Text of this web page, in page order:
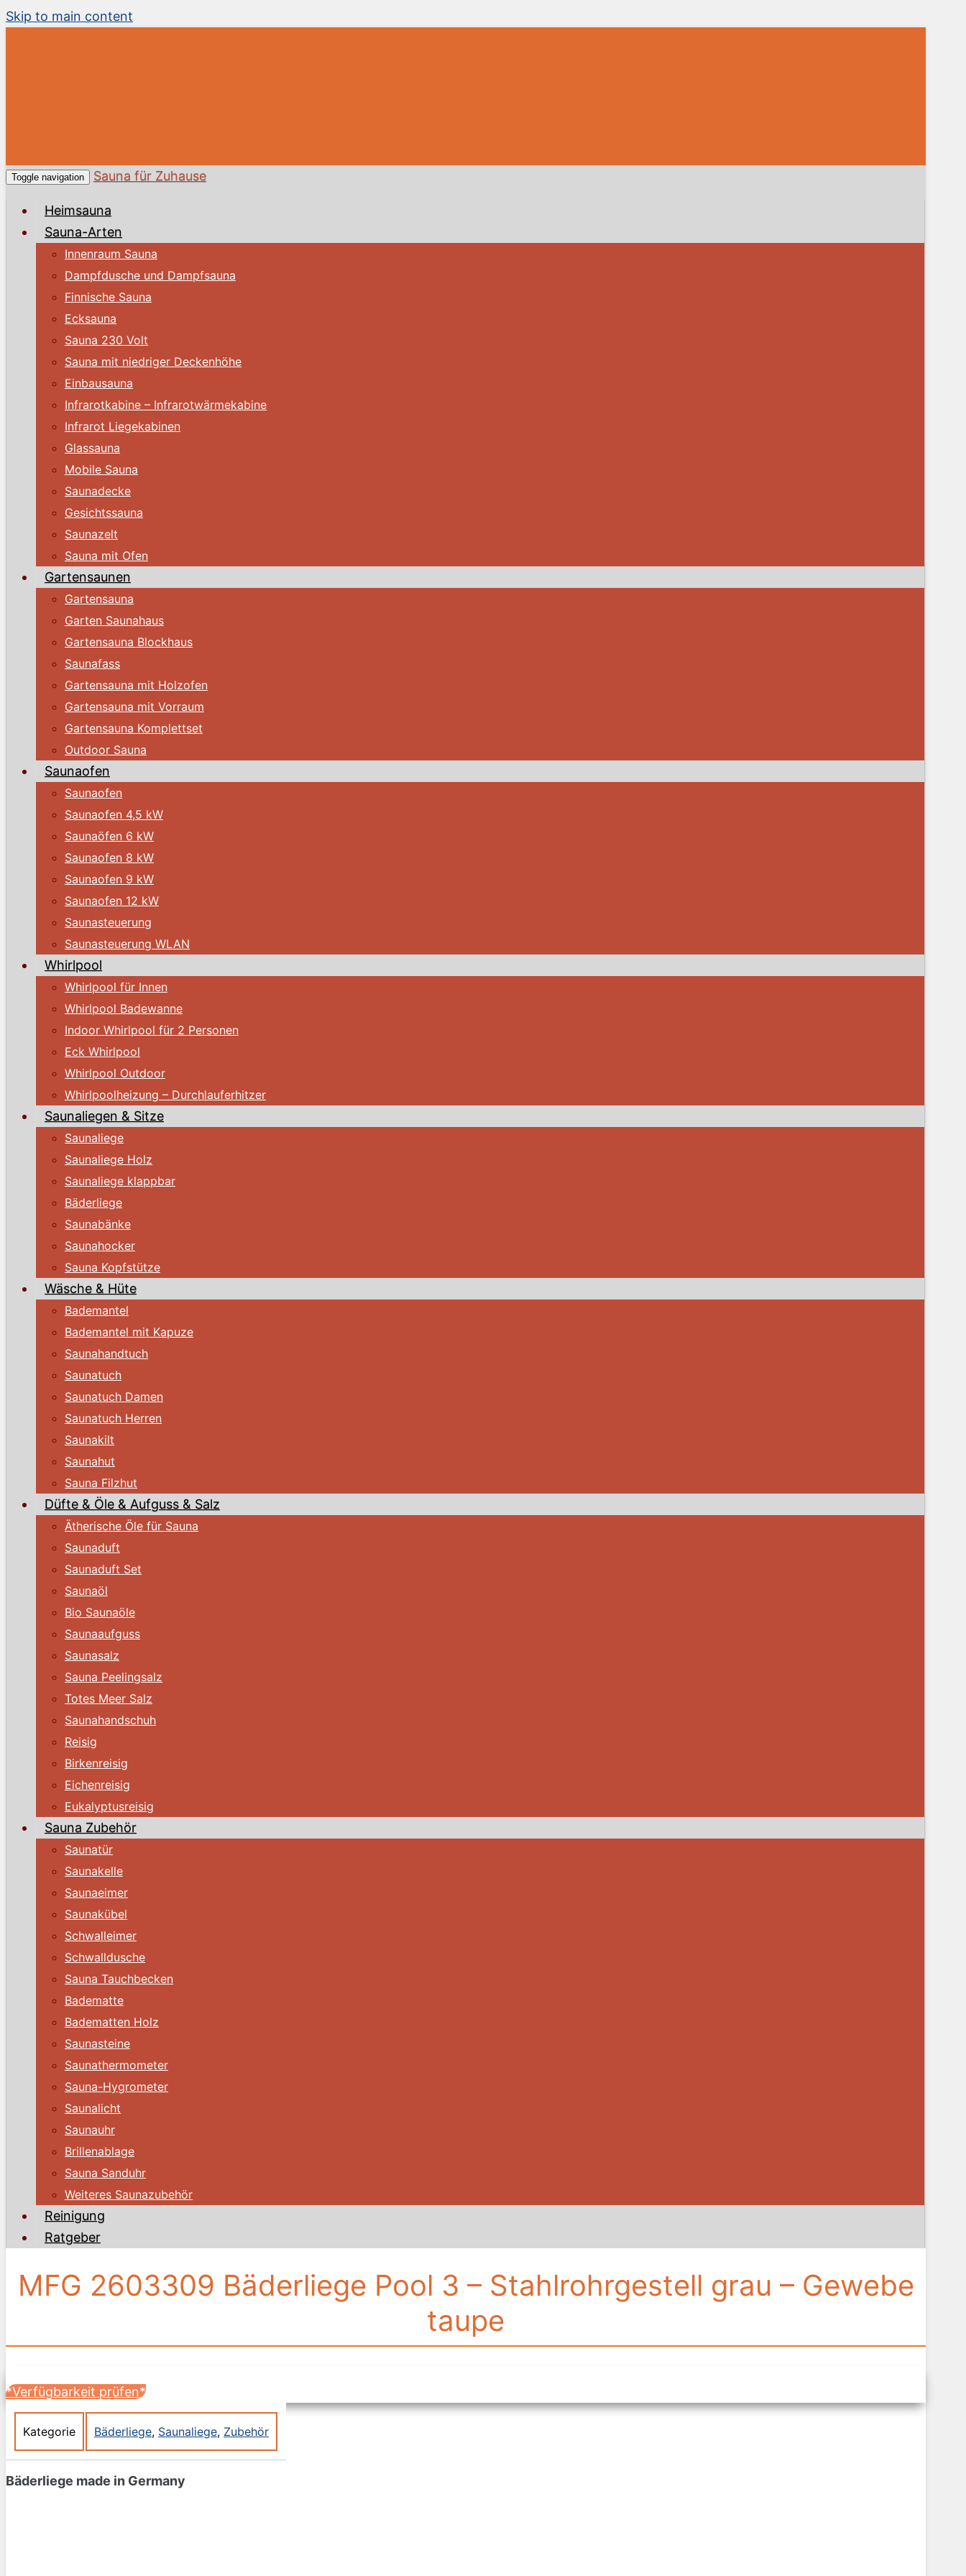
Skip to main content
Toggle navigation Sauna für Zuhause
Heimsauna
Sauna-Arten
Innenraum Sauna
Dampfdusche und Dampfsauna
Finnische Sauna
Ecksauna
Sauna 230 Volt
Sauna mit niedriger Deckenhöhe
Einbausauna
Infrarotkabine – Infrarotwärmekabine
Infrarot Liegekabinen
Glassauna
Mobile Sauna
Saunadecke
Gesichtssauna
Saunazelt
Sauna mit Ofen
Gartensaunen
Gartensauna
Garten Saunahaus
Gartensauna Blockhaus
Saunafass
Gartensauna mit Holzofen
Gartensauna mit Vorraum
Gartensauna Komplettset
Outdoor Sauna
Saunaofen
Saunaofen
Saunaofen 4,5 kW
Saunaöfen 6 kW
Saunaofen 8 kW
Saunaofen 9 kW
Saunaofen 12 kW
Saunasteuerung
Saunasteuerung WLAN
Whirlpool
Whirlpool für Innen
Whirlpool Badewanne
Indoor Whirlpool für 2 Personen
Eck Whirlpool
Whirlpool Outdoor
Whirlpoolheizung – Durchlauferhitzer
Saunaliegen & Sitze
Saunaliege
Saunaliege Holz
Saunaliege klappbar
Bäderliege
Saunabänke
Saunahocker
Sauna Kopfstütze
Wäsche & Hüte
Bademantel
Bademantel mit Kapuze
Saunahandtuch
Saunatuch
Saunatuch Damen
Saunatuch Herren
Saunakilt
Saunahut
Sauna Filzhut
Düfte & Öle & Aufguss & Salz
Ätherische Öle für Sauna
Saunaduft
Saunaduft Set
Saunaöl
Bio Saunaöle
Saunaaufguss
Saunasalz
Sauna Peelingsalz
Totes Meer Salz
Saunahandschuh
Reisig
Birkenreisig
Eichenreisig
Eukalyptusreisig
Sauna Zubehör
Saunatür
Saunakelle
Saunaeimer
Saunakübel
Schwalleimer
Schwalldusche
Sauna Tauchbecken
Badematte
Badematten Holz
Saunasteine
Saunathermometer
Sauna-Hygrometer
Saunalicht
Saunauhr
Brillenablage
Sauna Sanduhr
Weiteres Saunazubehör
Reinigung
Ratgeber
MFG 2603309 Bäderliege Pool 3 – Stahlrohrgestell grau – Gewebe
taupe
*Verfügbarkeit prüfen*
Kategorie Bäderliege, Saunaliege, Zubehör
Bäderliege made in Germany